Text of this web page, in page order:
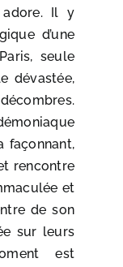
adore. Il y
d’une
seule
dévastée,
façonnant,
rencontre
et
de son
sur leurs
est